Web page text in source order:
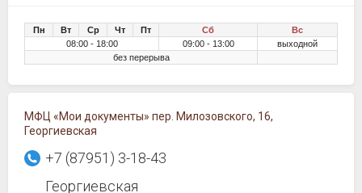
Пн Вт Ср Чт Пт Сб
Вс
08:00 - 18:00
09:00 - 13:00
выходной
без перерыва
МФЦ «Мои документы» пер. Милозовского, 16,
Георгиевская
+7 (87951) 3-18-43
Георгиевская